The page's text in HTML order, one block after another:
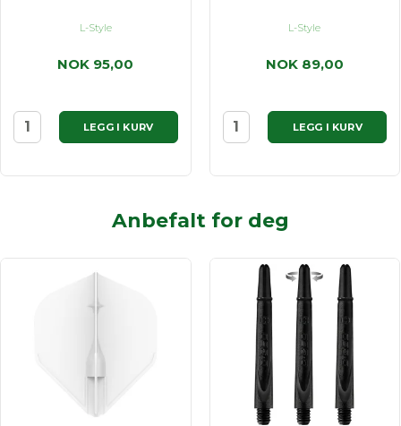
L-Style
NOK 95,00
LEGG I KURV
L-Style
NOK 89,00
LEGG I KURV
Anbefalt for deg